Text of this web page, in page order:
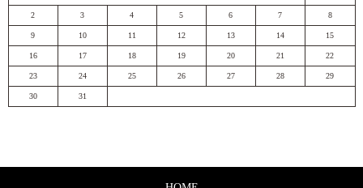
2 3 4 5 6 7 8
9 10 11 12 13 14 15
16 17 18 19 20 21 22
23 24 25 26 27 28 29
30 31